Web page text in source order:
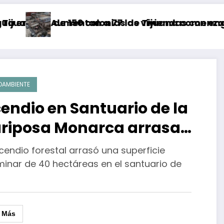
de 150 colonias de Tijuana comenzará a
Aumentan a 77 las viviendas con engomado
en Santuario de la
Monarca arrasa
de 40 hectáreas
forestal arrasó una superficie
de 40 hectáreas en el santuario de
Más